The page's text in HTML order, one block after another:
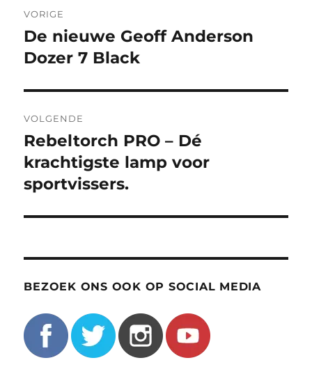
navigatie
VORIGE
Vorig
bericht:
De nieuwe Geoff Anderson
Dozer 7 Black
VOLGENDE
Volgend
bericht:
Rebeltorch PRO – Dé
krachtigste lamp voor
sportvissers.
BEZOEK ONS OOK OP SOCIAL MEDIA